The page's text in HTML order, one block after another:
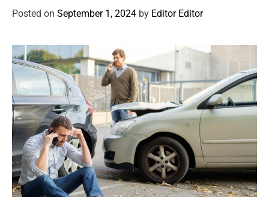
g
i
e
s
Posted on September 1, 2024 by Editor Editor